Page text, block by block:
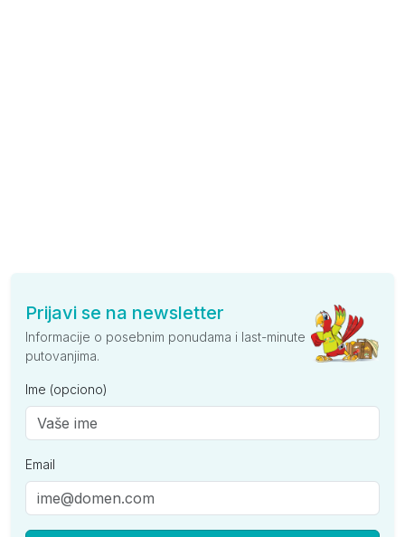
Prijavi se na newsletter
Informacije o posebnim ponudama i last-minute
putovanjima.
Ime (opciono)
Email